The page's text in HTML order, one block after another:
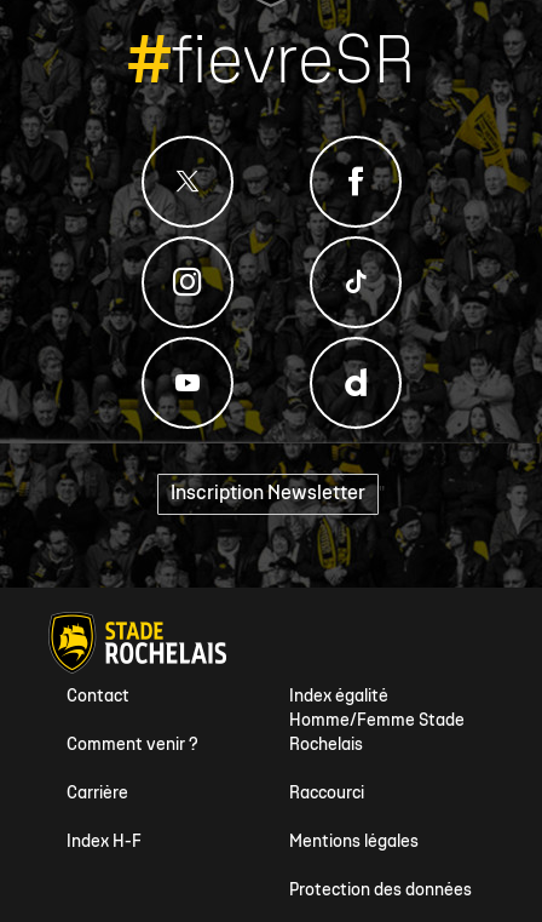
#fievreSR
Inscription Newsletter "
Index égalité
Homme/Femme Stade
Rochelais
Contact
Comment venir ?
Raccourci
Carrière
Mentions légales
Index H-F
Protection des données